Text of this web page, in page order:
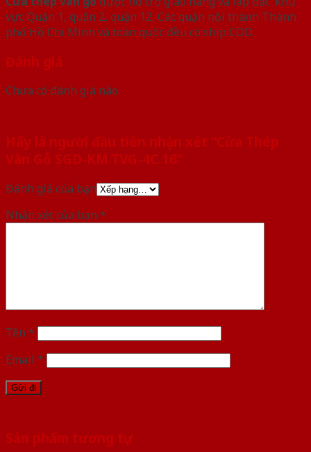
vực Quận 1, quận 2, quận 12, Các quận nội thành Thành
phố Hồ Chí Minh và toàn quốc đều có ship COD.
Đánh giá
Chưa có đánh giá nào.
Hãy là người đầu tiên nhận xét “Cửa Thép
Vân Gỗ SGD-KM.TVG-4C.16”
Đánh giá của bạn
Nhận xét của bạn *
Tên *
Email *
Sản phẩm tương tự